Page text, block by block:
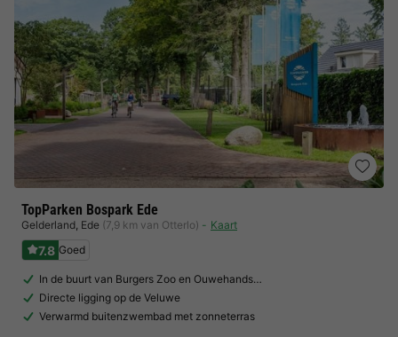
TopParken Bospark Ede
Gelderland, Ede (7,9 km van Otterlo) Kaart
7.8 Goed
In de buurt van Burgers Zoo en Ouwehands…
Directe ligging op de Veluwe
Verwarmd buitenzwembad met zonneterras